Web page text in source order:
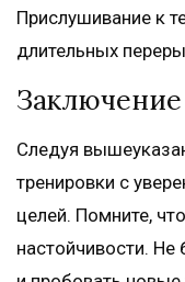
Прислушивание к
длительных
Заключение
Следуя
тренировки с
целей. Помните,
настойчивости. Не